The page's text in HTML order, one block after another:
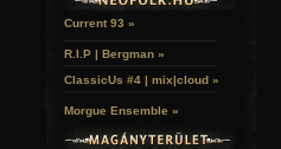
Current 93 »
R.I.P | Bergman »
ClassicUs #4 | mix|cloud »
Morgue Ensemble »